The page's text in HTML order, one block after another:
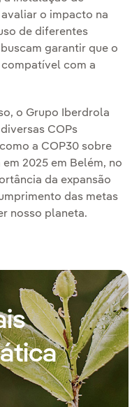
o impacto na
de diferentes
garantir que o
compatível com a
o Grupo Iberdrola
COPs
a COP30 sobre
2025 em Belém, no
da expansão
das metas
nosso planeta.